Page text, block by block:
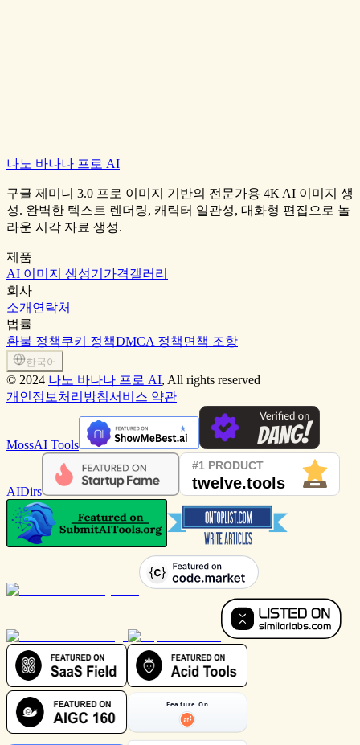
무료로 시작하기프롬프트 갤러리 보기
나노 바나나 프로 AI
구글 제미니 3.0 프로 이미지 기반의 전문가용 4K AI 이미지 생
성. 완벽한 텍스트 렌더링, 캐릭터 일관성, 대화형 편집으로 놀
라운 시각 자료 생성.
제품
AI 이미지 생성기 가격갤러리
회사
소개 연락처
법률
환불 정책쿠키 정책DMCA 정책 면책 조항
한국어
© 2024 나노 바나나 프로 AI, All rights reserved
개인정보처리방침서비스 약관
MossAI Tools
AIDirs